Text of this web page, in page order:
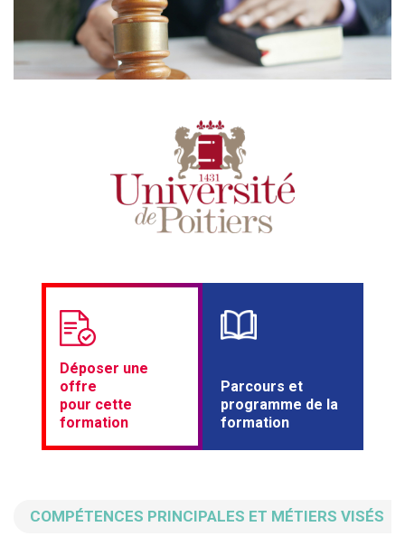
Déposer une
offre
pour cette
formation
Parcours et
programme de la
formation
COMPÉTENCES PRINCIPALES ET MÉTIERS VISÉS